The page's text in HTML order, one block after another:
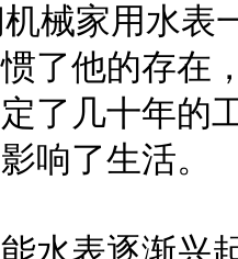
械家用水表
了他的存在
了几十年的
响了生活。